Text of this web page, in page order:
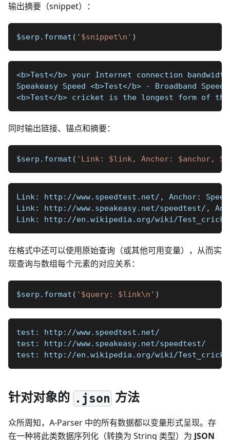
输出摘要（snippet）：
$serp . format ( '$snippet\n' )
<b>Test</b> your Internet connection
Speakeasy Speed <b>Test</b> - Broadband
<b>Test</b> cricket is the longest form of the
同时输出链接、锚点和摘要：
$serp . format ( 'Link: $link, Anchor: $anchor,
Link: http://www.speedtest.net/, Anchor:
Link: http://www.speakeasy.net/speedtest/,
Link: http://en.wikipedia.org/wiki/
在格式中还可以使用原始查询（或其他可用变量），从而实
现查询与数组每个元素的对应关系：
$serp . format ( '$query: $link\n' )
test: http://www.speedtest.net/
test: http://www.speakeasy.net/speedtest/
test: http://en.wikipedia.org/wiki/
针对对象的 .json 方法
众所周知，A-Parser 中的所有数据都以变量形式呈现。存
在一种将此类数据序列化（转换为 String 类型）为 JSON